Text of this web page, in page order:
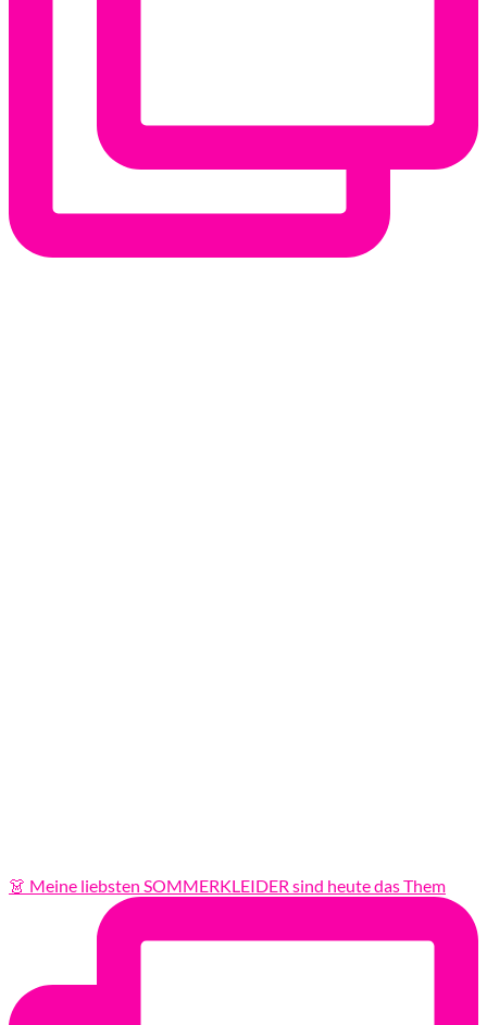
👗 Meine liebsten SOMMERKLEIDER sind heute das Them